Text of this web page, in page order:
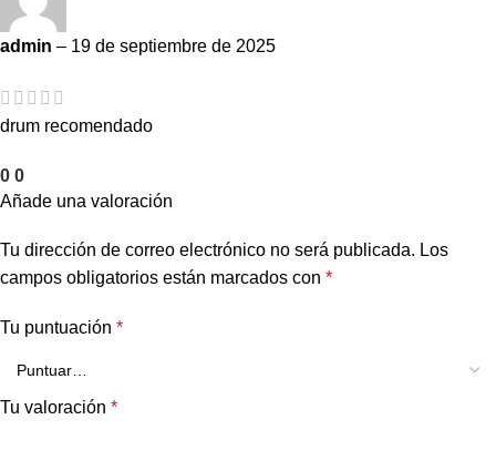
admin – 19 de septiembre de 2025
drum recomendado
0 0
Añade una valoración
Tu dirección de correo electrónico no será publicada. Los
campos obligatorios están marcados con *
Tu puntuación *
Tu valoración *